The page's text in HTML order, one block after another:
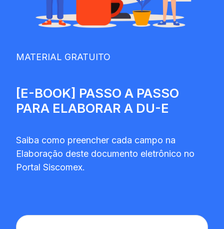
MATERIAL GRATUITO
[E-BOOK] PASSO A PASSO
PARA ELABORAR A DU-E
Saiba como preencher cada campo na
Elaboração deste documento eletrônico no
Portal Siscomex.